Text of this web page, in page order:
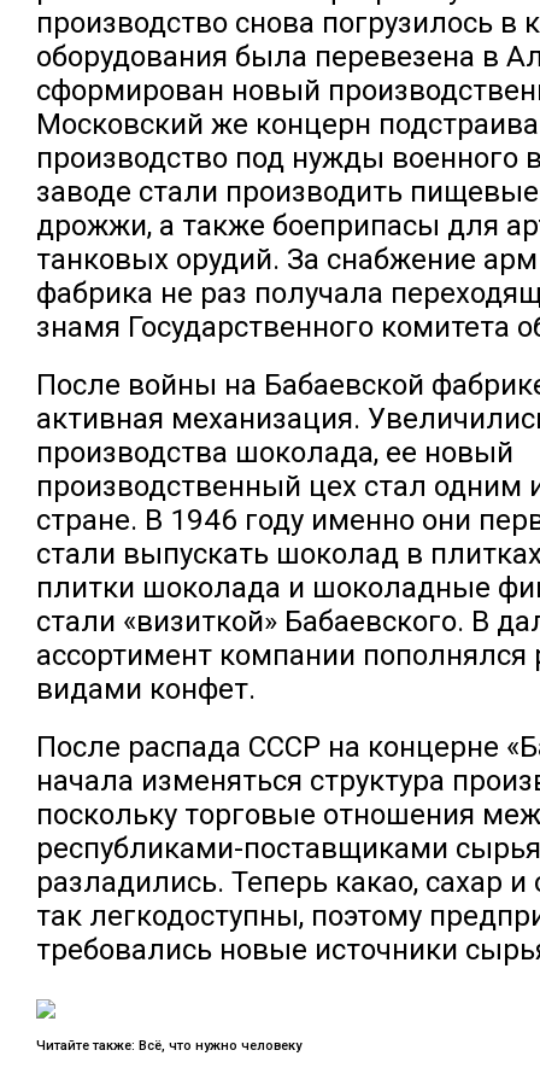
производство снова погрузилось в
оборудования была перевезена в
сформирован новый
Московский же концерн
производство под нужды военного
заводе стали производить
дрожжи, а также боеприпасы для
танковых орудий. За снабжение
фабрика не раз получала
знамя Государственного комитета
После войны на Бабаевской
активная механизация.
производства шоколада, ее новый
производственный цех стал одним
стране. В 1946 году именно они
стали выпускать шоколад в
плитки шоколада и шоколадные
стали «визиткой» Бабаевского. В
ассортимент компании
видами конфет.
После распада СССР на концерне
начала изменяться структура
поскольку торговые отношения
республиками-поставщиками
разладились. Теперь какао, сахар
так легкодоступны, поэтому
требовались новые источники
Читайте также: Всё, что нужно человеку